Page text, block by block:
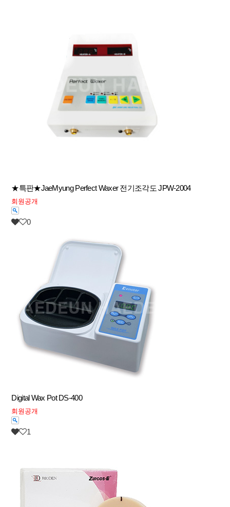
★특판★JaeMyung Perfect Waxer 전기조각도 JPW-2004
회원공개
0
Digital Wax Pot DS-400
회원공개
1